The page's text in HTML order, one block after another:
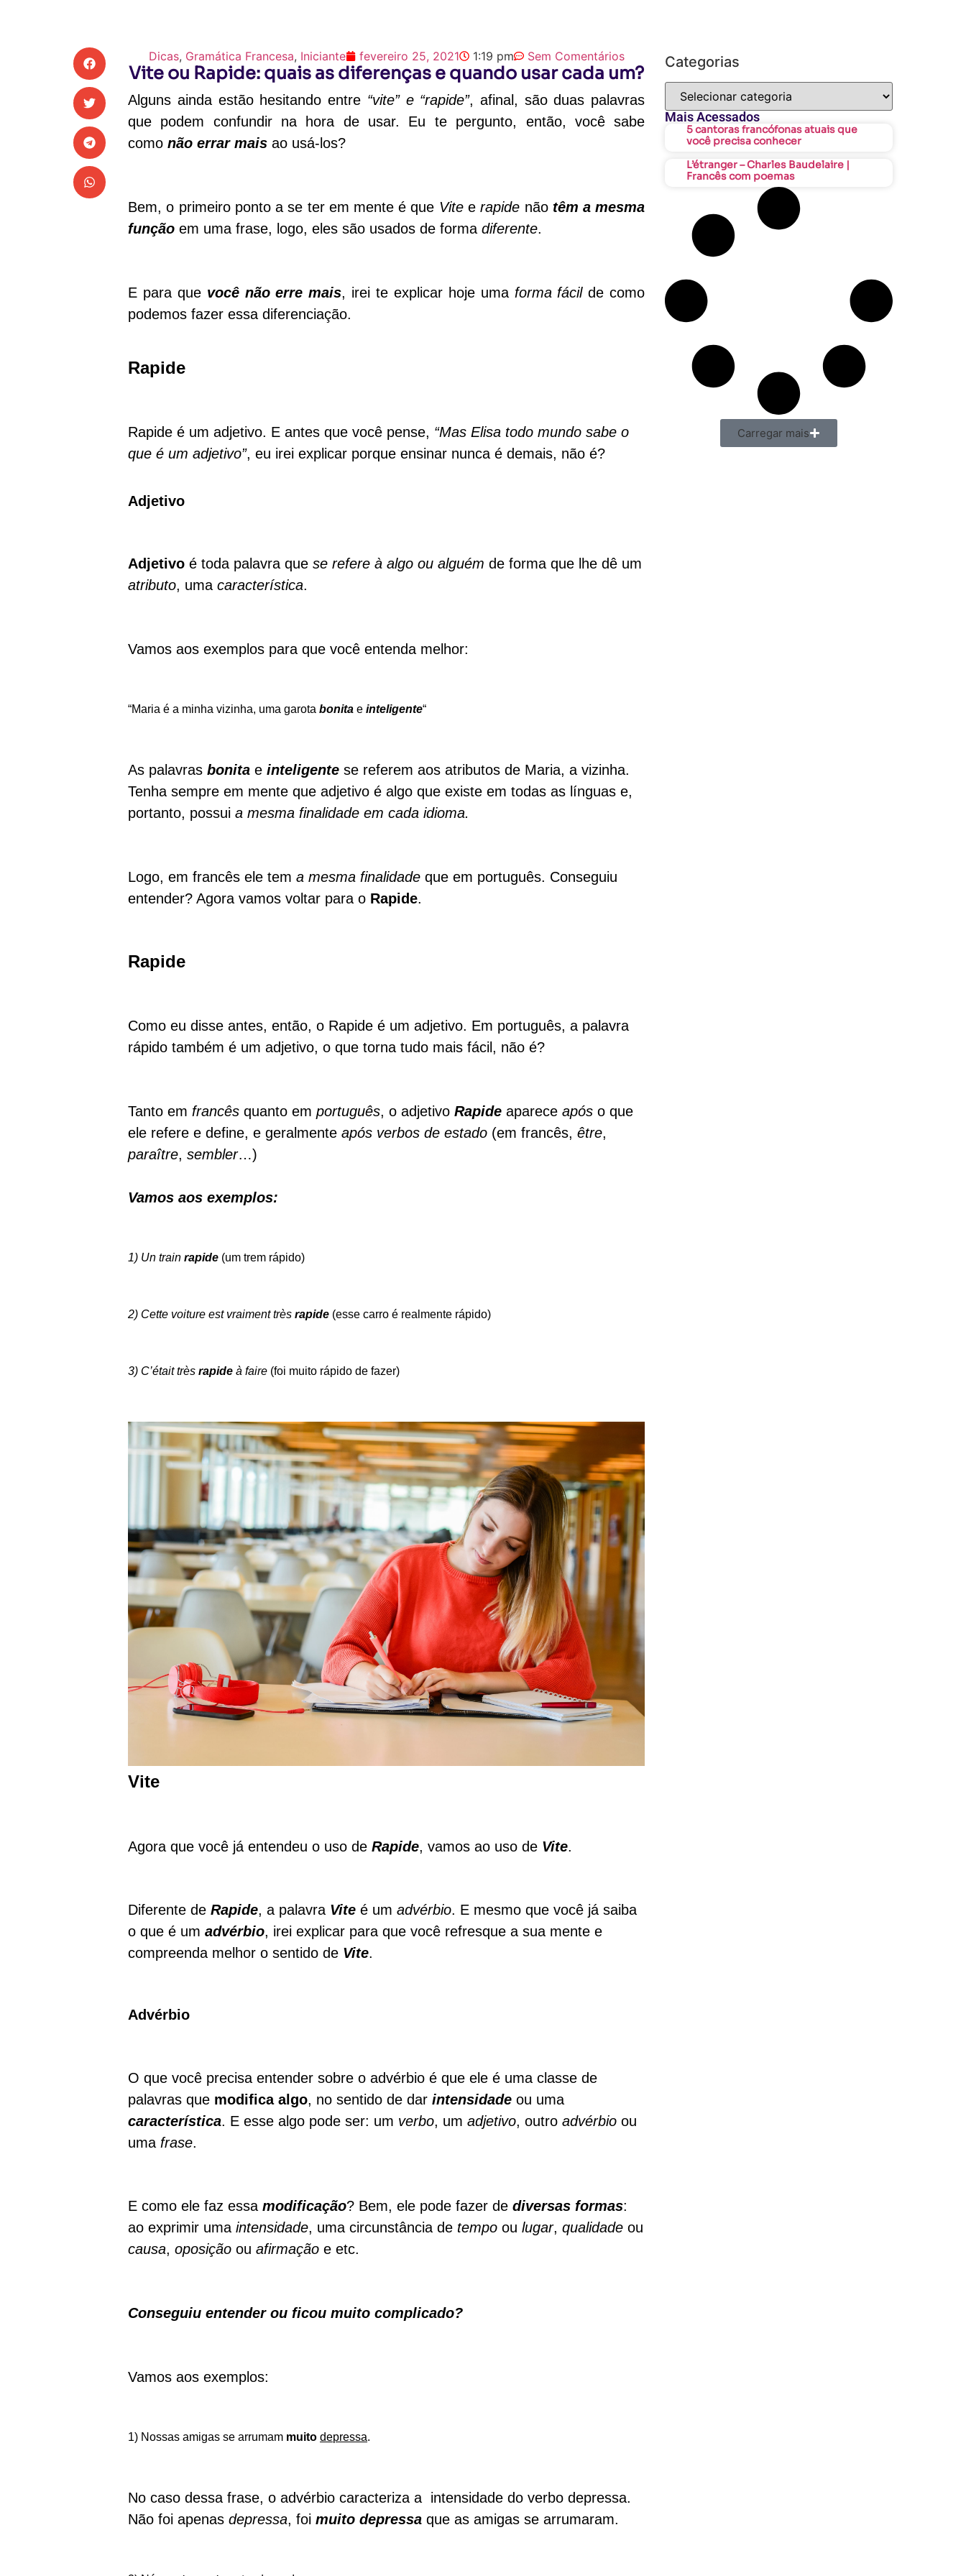
Dicas, Gramática Francesa, Iniciante fevereiro 25, 2021 1:19 pm Sem Comentários
Vite ou Rapide: quais as diferenças e quando usar cada um?
Alguns ainda estão hesitando entre “vite” e “rapide”, afinal, são duas palavras
que podem confundir na hora de usar. Eu te pergunto, então, você sabe
comonão errar mais ao usá-los?
Bem, o primeiro ponto a se ter em mente é que Vite erapide não têm a mesma
função em uma frase, logo, eles são usados ​​de formadiferente.
E para que você não erre mais, irei te explicar hoje umaforma fácilde como
podemos fazer essa diferenciação.
Rapide
Rapide é um adjetivo. E antes que você pense, “Mas Elisa todo mundo sabe o
que é um adjetivo”, eu irei explicar porque ensinar nunca é demais, não é?
Adjetivo
Adjetivo é toda palavra que se refere à algo ou alguém de forma que lhe dê um
atributo, umacaracterística.
Vamos aos exemplos para que você entenda melhor:
“Maria é a minha vizinha, uma garotabonita einteligente“
As palavrasbonita einteligentese referem aos atributos de Maria, a vizinha.
Tenha sempre em mente que adjetivo é algo que existe em todas as línguas e,
portanto, possuia mesma finalidade em cada idioma.
Logo, em francês ele tem a mesma finalidade que em português. Conseguiu
entender? Agora vamos voltar para o Rapide.
Rapide
Como eu disse antes, então, o Rapide é um adjetivo. Em português, a palavra
rápido também é um adjetivo, o que torna tudo mais fácil, não é?
Tanto em francês quanto emportuguês, o adjetivoRapide apareceapós o que
ele refere e define, e geralmenteapós verbos de estado (em francês,être,
paraître,sembler…)
Vamos aos exemplos:
1) Un trainrapide (um trem rápido)
2) Cette voiture est vraiment trèsrapide (esse carro é realmente rápido)
3) C’était trèsrapide à faire (foi muito rápido de fazer)
Vite
Agora que você já entendeu o uso deRapide, vamos ao uso de Vite.
Diferente deRapide, a palavra Vite é umadvérbio. E mesmo que você já saiba
o que é umadvérbio, irei explicar para que você refresque a sua mente e
compreenda melhor o sentido de Vite.
Advérbio
O que você precisa entender sobre o advérbio é que ele é uma classe de
palavras que modifica algo, no sentido de darintensidade ou uma
característica. E esse algo pode ser: um verbo, umadjetivo, outroadvérbio ou
uma frase.
E como ele faz essamodificação? Bem, ele pode fazer de diversas formas:
ao exprimir umaintensidade, uma circunstância de tempo oulugar,qualidade ou
causa,oposição ouafirmação e etc.
Conseguiu entender ou ficou muito complicado?
Vamos aos exemplos:
1) Nossas amigas se arrumam muito depressa.
No caso dessa frase, o advérbio caracteriza a intensidade do verbo depressa.
Não foi apenasdepressa, foimuito depressa que as amigas se arrumaram.
Categorias
Mais Acessados
5 cantoras francófonas atuais que
você precisa conhecer
L’étranger – Charles Baudelaire |
Francês com poemas
Carregar mais